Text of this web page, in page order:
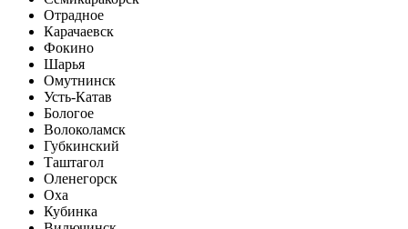
Отрадное
Карачаевск
Фокино
Шарья
Омутнинск
Усть-Катав
Бологое
Волоколамск
Губкинский
Таштагол
Оленегорск
Оха
Кубинка